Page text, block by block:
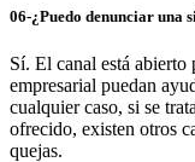
06-¿Puedo denunciar una
Sí. El canal está abierto
empresarial puedan
cualquier caso, si se
ofrecido, existen otros
quejas.